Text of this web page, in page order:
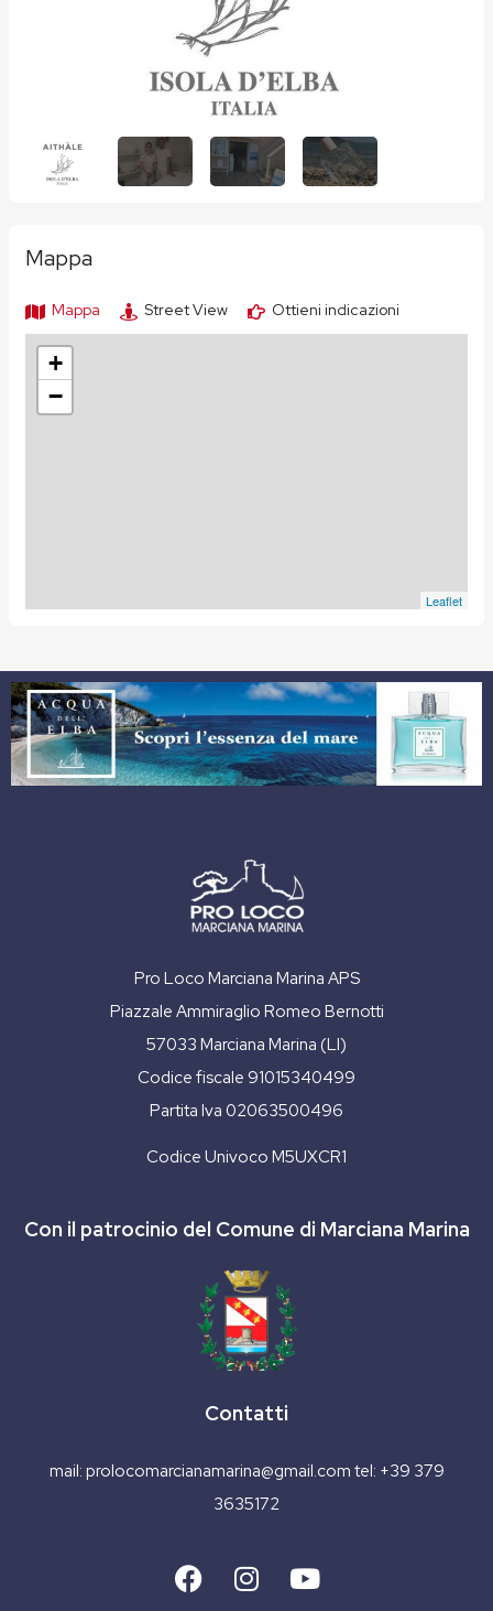
Mappa
Mappa Street View Ottieni indicazioni
+
−
Leaflet
Pro Loco Marciana Marina APS
Piazzale Ammiraglio Romeo Bernotti
57033 Marciana Marina (LI)
Codice fiscale 91015340499
Partita Iva 02063500496
Codice Univoco M5UXCR1
Con il patrocinio del Comune di Marciana Marina
Contatti
mail: prolocomarcianamarina@gmail.com tel: +39 379
3635172